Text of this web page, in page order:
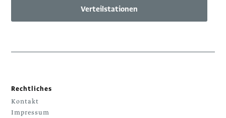
Verteilstationen
Rechtliches
Kontakt
Impressum